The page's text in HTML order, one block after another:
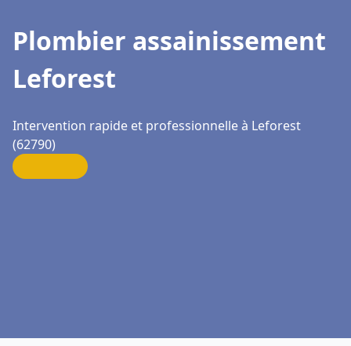
Plombier assainissement
Leforest
Intervention rapide et professionnelle à Leforest
(62790)